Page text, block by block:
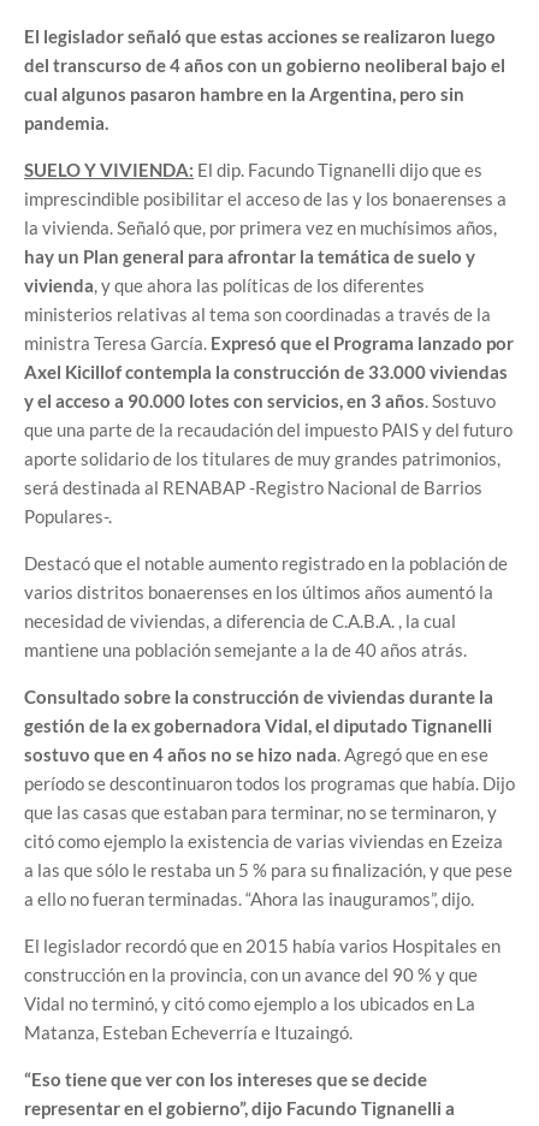
El legislador señaló que estas acciones se realizaron luego
del transcurso de 4 años con un gobierno neoliberal bajo el
cual algunos pasaron hambre en la Argentina, pero sin
pandemia.
SUELO Y VIVIENDA: El dip. Facundo Tignanelli dijo que es
imprescindible posibilitar el acceso de las y los bonaerenses a
la vivienda. Señaló que, por primera vez en muchísimos años,
hay un Plan general para afrontar la temática de suelo y
vivienda, y que ahora las políticas de los diferentes
ministerios relativas al tema son coordinadas a través de la
ministra Teresa García. Expresó que el Programa lanzado por
Axel Kicillof contempla la construcción de 33.000 viviendas
y el acceso a 90.000 lotes con servicios, en 3 años. Sostuvo
que una parte de la recaudación del impuesto PAIS y del futuro
aporte solidario de los titulares de muy grandes patrimonios,
será destinada al RENABAP -Registro Nacional de Barrios
Populares-.
Destacó que el notable aumento registrado en la población de
varios distritos bonaerenses en los últimos años aumentó la
necesidad de viviendas, a diferencia de C.A.B.A. , la cual
mantiene una población semejante a la de 40 años atrás.
Consultado sobre la construcción de viviendas durante la
gestión de la ex gobernadora Vidal, el diputado Tignanelli
sostuvo que en 4 años no se hizo nada. Agregó que en ese
período se descontinuaron todos los programas que había. Dijo
que las casas que estaban para terminar, no se terminaron, y
citó como ejemplo la existencia de varias viviendas en Ezeiza
a las que sólo le restaba un 5 % para su finalización, y que pese
a ello no fueran terminadas. “Ahora las inauguramos”, dijo.
El legislador recordó que en 2015 había varios Hospitales en
construcción en la provincia, con un avance del 90 % y que
Vidal no terminó, y citó como ejemplo a los ubicados en La
Matanza, Esteban Echeverría e Ituzaingó.
“Eso tiene que ver con los intereses que se decide
representar en el gobierno”, dijo Facundo Tignanelli a